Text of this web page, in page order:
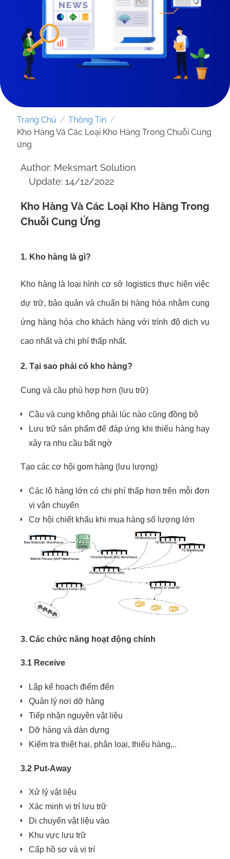
Trang Chủ / Thông Tin /
Kho Hàng Và Các Loại Kho Hàng Trong Chuỗi Cung
ứng
Author: Meksmart Solution
Update: 14/12/2022
Kho Hàng Và Các Loại Kho Hàng Trong
Chuỗi Cung Ứng
1. Kho hàng là gì?
Kho hàng là loại hình cơ sở logisticsthực hiện việc
dự trữ, bảo quản và chuẩn bị hàng hóa nhằm cung
ứng hàng hóa cho khách hàng với trình độ dịch vụ
cao nhất và chi phí thấp nhất.
2. Tại sao phải có kho hàng?
Cung và cầu phù hợp hơn (lưu trữ)
Cầu và cung không phải lúc nào cũng đồng bộ
Lưu trữ sản phẩm để đáp ứng khi thiếu hàng hay
xảy ra nhu cầu bất ngờ
Tạo các cơ hội gom hàng (lưu lượng)
Các lô hàng lớn có chi phí thấp hơn trên mỗi đơn
vị vận chuyển
Cơ hội chiết khấu khi mua hàng số lượng lớn
3. Các chức năng hoạt động chính
3.1 Receive
Lập kế hoạch điểm đến
Quản lý nơi dỡ hàng
Tiếp nhận nguyên vật liệu
Dỡ hàng và dàn dựng
Kiểm tra thiệt hại, phân loại, thiếu hàng,..
3.2 Put-Away
Xử lý vật liệu
Xác minh vị trí lưu trữ
Di chuyển vật liệu vào
Khu vực lưu trữ
Cấp hồ sơ và vị trí
GỬI YÊU CẦU